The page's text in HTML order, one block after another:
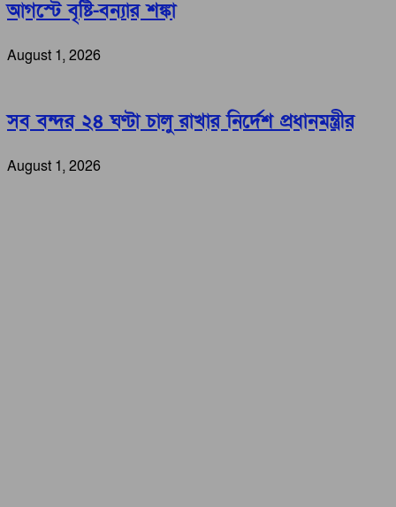
আগস্টে বৃষ্টি-বন্যার শঙ্কা
August 1, 2026
সব বন্দর ২৪ ঘণ্টা চালু রাখার নির্দেশ প্রধানমন্ত্রীর
August 1, 2026